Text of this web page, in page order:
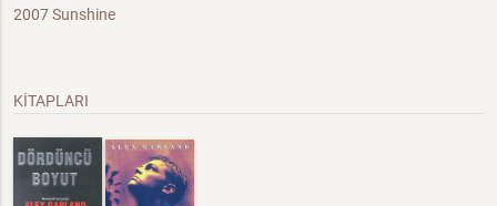
2007 Sunshine
KİTAPLARI